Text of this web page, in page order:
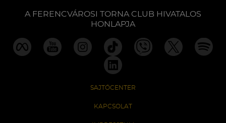
A FERENCVÁROSI TORNA CLUB HIVATALOS
HONLAPJA
SAJTÓCENTER
KAPCSOLAT